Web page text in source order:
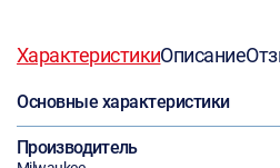
ХарактеристикиОписание
Основные характеристики
Производитель